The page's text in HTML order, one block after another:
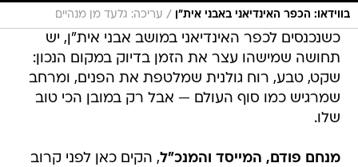
בווידאו: הכפר האינדיאני באבני אית"ן / עריכה: גלעד מן מנהיים
כשנכנסים לכפר האינדיאני במושב אבני אית"ן, יש
תחושה שמישהו עצר את הזמן בדיוק במקום הנכון:
שקט, טבע, רוח גולנית שמלטפת את הפנים, ומרחב
שמרגיש כמו סוף העולם — אבל רק במובן הכי טוב
שלו.
מנחם פודם, המייסד והמנכ"ל, הקים כאן לפני קרוב